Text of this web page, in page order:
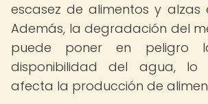
escasez de alimentos y alzas
Además, la degradación del
puede poner en peligro
disponibilidad del agua, lo
afecta la producción de